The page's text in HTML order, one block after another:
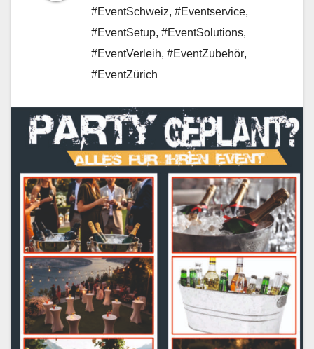
#EventSchweiz, #Eventservice,
#EventSetup, #EventSolutions,
#EventVerleih, #EventZubehör,
#EventZürich